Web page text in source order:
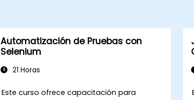
Automatización de Pruebas con
Selenium
21 Horas
Este curso ofrece capacitación para